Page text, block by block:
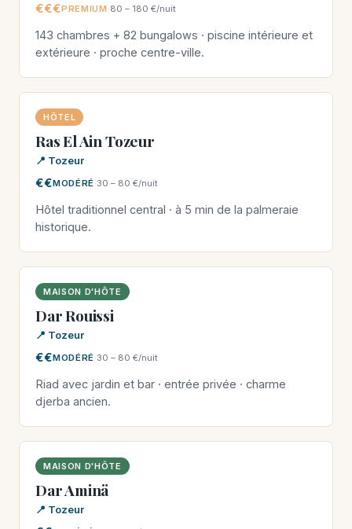
€€€PREMIUM ·80 – 180 €/nuit
143 chambres + 82 bungalows · piscine intérieure et
extérieure · proche centre-ville.
HÔTEL
Ras El Ain Tozeur
📍 Tozeur
€€MODÉRÉ·30 – 80 €/nuit
Hôtel traditionnel central · à 5 min de la palmeraie
historique.
MAISON D'HÔTE
Dar Rouissi
📍 Tozeur
€€MODÉRÉ·30 – 80 €/nuit
Riad avec jardin et bar · entrée privée · charme
djerba ancien.
MAISON D'HÔTE
Dar Aminä
📍 Tozeur